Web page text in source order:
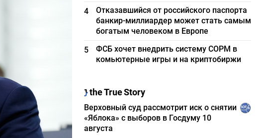
4
Отказавшийся от российского паспорта
банкир-миллиардер может стать самым
богатым человеком в Европе
5
ФСБ хочет внедрить систему СОРМ в
комьютерные игры и на криптобиржи